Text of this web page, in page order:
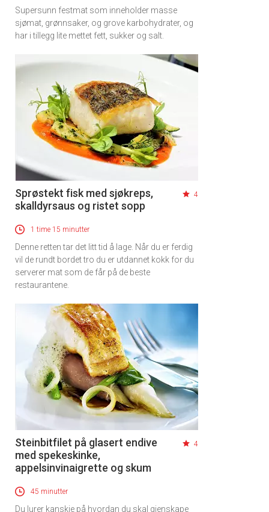
Supersunn festmat som inneholder masse
sjømat, grønnsaker, og grove karbohydrater, og
har i tillegg lite mettet fett, sukker og salt.
Sprøstekt fisk med sjøkreps,
skalldyrsaus og ristet sopp
4
1 time 15 minutter
Denne retten tar det litt tid å lage. Når du er ferdig
vil de rundt bordet tro du er utdannet kokk for du
serverer mat som de får på de beste
restaurantene.
Steinbitfilet på glasert endive
med spekeskinke,
appelsinvinaigrette og skum
4
45 minutter
Du lurer kanskje på hvordan du skal gjenskape